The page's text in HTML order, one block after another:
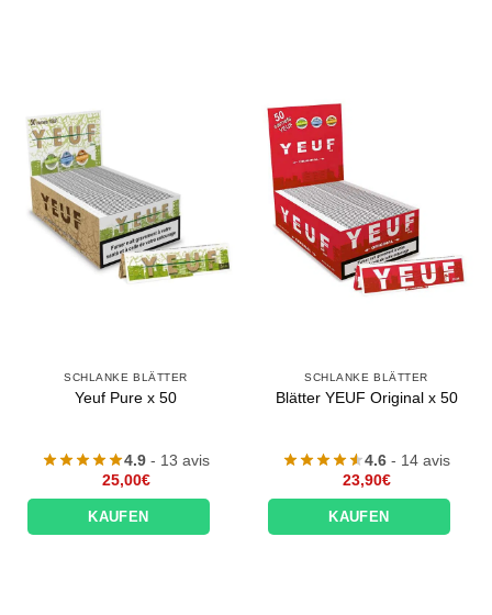
SCHLANKE BLÄTTER
Yeuf Pure x 50
4.9 - 13 avis
25,00€
KAUFEN
SCHLANKE BLÄTTER
Blätter YEUF Original x 50
4.6 - 14 avis
23,90€
KAUFEN